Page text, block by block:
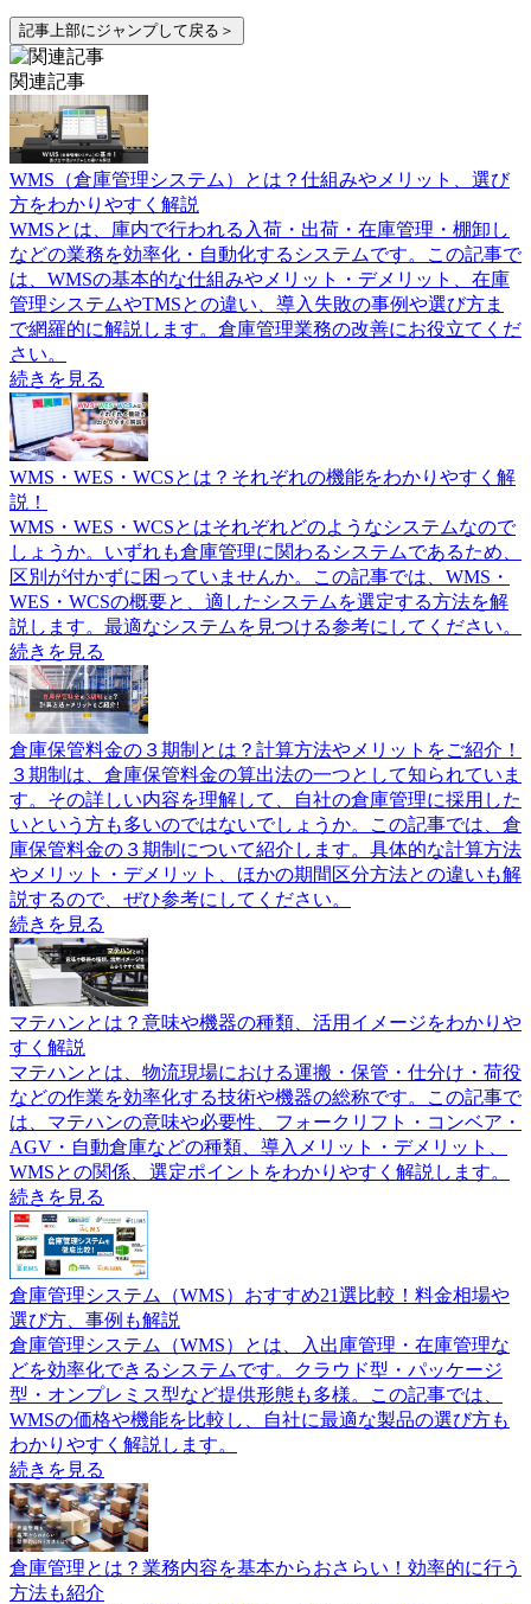
記事上部にジャンプして戻る＞
関連記事
WMS（倉庫管理システム）とは？仕組みやメリット、選び
方をわかりやすく解説
WMSとは、庫内で行われる入荷・出荷・在庫管理・棚卸し
などの業務を効率化・自動化するシステムです。この記事で
は、WMSの基本的な仕組みやメリット・デメリット、在庫
管理システムやTMSとの違い、導入失敗の事例や選び方ま
で網羅的に解説します。倉庫管理業務の改善にお役立てくだ
さい。
続きを見る
WMS・WES・WCSとは？それぞれの機能をわかりやすく解
説！
WMS・WES・WCSとはそれぞれどのようなシステムなので
しょうか。いずれも倉庫管理に関わるシステムであるため、
区別が付かずに困っていませんか。この記事では、WMS・
WES・WCSの概要と、適したシステムを選定する方法を解
説します。最適なシステムを見つける参考にしてください。
続きを見る
倉庫保管料金の３期制とは？計算方法やメリットをご紹介！
３期制は、倉庫保管料金の算出法の一つとして知られていま
す。その詳しい内容を理解して、自社の倉庫管理に採用した
いという方も多いのではないでしょうか。この記事では、倉
庫保管料金の３期制について紹介します。具体的な計算方法
やメリット・デメリット、ほかの期間区分方法との違いも解
説するので、ぜひ参考にしてください。
続きを見る
マテハンとは？意味や機器の種類、活用イメージをわかりや
すく解説
マテハンとは、物流現場における運搬・保管・仕分け・荷役
などの作業を効率化する技術や機器の総称です。この記事で
は、マテハンの意味や必要性、フォークリフト・コンベア・
AGV・自動倉庫などの種類、導入メリット・デメリット、
WMSとの関係、選定ポイントをわかりやすく解説します。
続きを見る
倉庫管理システム（WMS）おすすめ21選比較！料金相場や
選び方、事例も解説
倉庫管理システム（WMS）とは、入出庫管理・在庫管理な
どを効率化できるシステムです。クラウド型・パッケージ
型・オンプレミス型など提供形態も多様。この記事では、
WMSの価格や機能を比較し、自社に最適な製品の選び方も
わかりやすく解説します。
続きを見る
倉庫管理とは？業務内容を基本からおさらい！効率的に行う
方法も紹介